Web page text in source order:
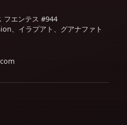
フエンテス #944
、イラプアト、グアナファト